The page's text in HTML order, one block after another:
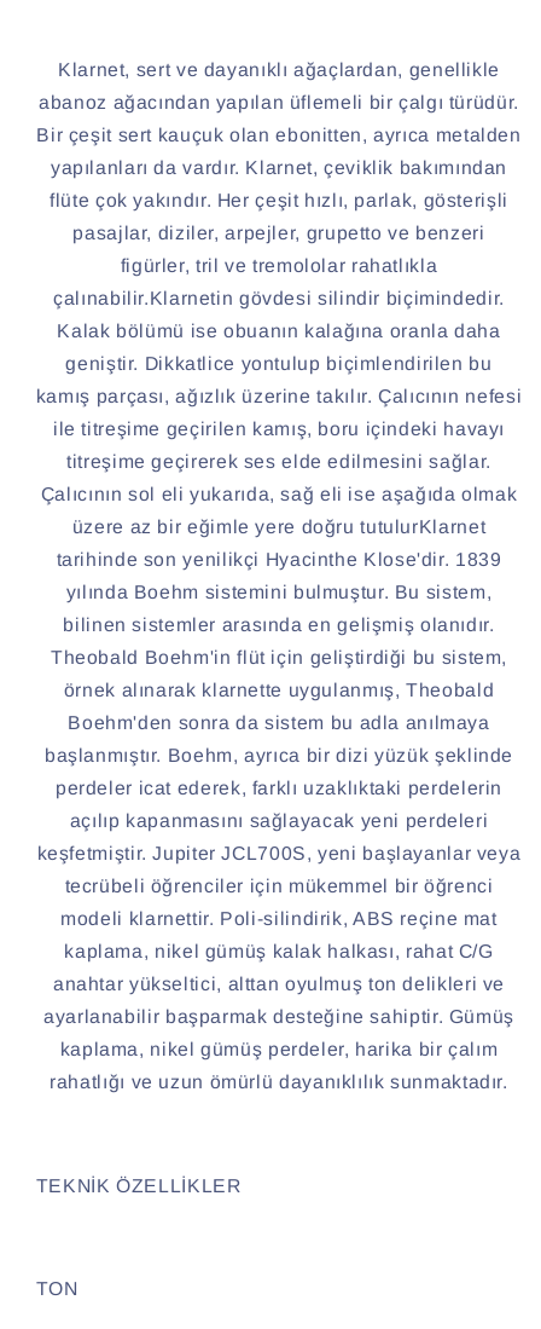
Klarnet, sert ve dayanıklı ağaçlardan, genellikle
abanoz ağacından yapılan üflemeli bir çalgı türüdür.
Bir çeşit sert kauçuk olan ebonitten, ayrıca metalden
yapılanları da vardır. Klarnet, çeviklik bakımından
flüte çok yakındır. Her çeşit hızlı, parlak, gösterişli
pasajlar, diziler, arpejler, grupetto ve benzeri
figürler, tril ve tremololar rahatlıkla
çalınabilir. Klarnetin gövdesi silindir biçimindedir.
Kalak bölümü ise obuanın kalağına oranla daha
geniştir. Dikkatlice yontulup biçimlendirilen bu
kamış parçası, ağızlık üzerine takılır. Çalıcının nefesi
ile titreşime geçirilen kamış, boru içindeki havayı
titreşime geçirerek ses elde edilmesini sağlar.
Çalıcının sol eli yukarıda, sağ eli ise aşağıda olmak
üzere az bir eğimle yere doğru tutulurKlarnet
tarihinde son yenilikçi Hyacinthe Klose'dir. 1839
yılında Boehm sistemini bulmuştur. Bu sistem,
bilinen sistemler arasında en gelişmiş olanıdır.
Theobald Boehm'in flüt için geliştirdiği bu sistem,
örnek alınarak klarnette uygulanmış, Theobald
Boehm'den sonra da sistem bu adla anılmaya
başlanmıştır. Boehm, ayrıca bir dizi yüzük şeklinde
perdeler icat ederek, farklı uzaklıktaki perdelerin
açılıp kapanmasını sağlayacak yeni perdeleri
keşfetmiştir.Jupiter JCL700S, yeni başlayanlar veya
tecrübeli öğrenciler için mükemmel bir öğrenci
modeli klarnettir. Poli-silindirik, ABS reçine mat
kaplama, nikel gümüş kalak halkası, rahat C/G
anahtar yükseltici, alttan oyulmuş ton delikleri ve
ayarlanabilir başparmak desteğine sahiptir. Gümüş
kaplama, nikel gümüş perdeler, harika bir çalım
rahatlığı ve uzun ömürlü dayanıklılık sunmaktadır.
TEKNİK ÖZELLİKLER
TON